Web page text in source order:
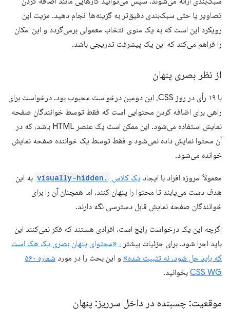
تصاویر یا حتی سبک‌بندی دقیق‌تر به گزینه‌ها انجام دهید. مزیت این
رویکرد این است که به یک منوی انتخاب معمولی برمی‌گردد و این امکان
را فراهم می‌کند که این یک پیشرفت تدریجی باشد.
از نظر بصری پنهان
با ۱۹ رأی در روز CSS، این دومین درخواست محبوب بود. درخواست برای
راهی برای اضافه کردن محتوایی است که فقط توسط خوانندگان صفحه
نمایش استفاده می‌شود. این ممکن است یک عنصر HTML باشد، که در
آن محتوا نمایش داده نمی‌شود و فقط توسط یک خواننده صفحه نمایش
خوانده می‌شود.
معمولاً امروزه افراد با ایجاد یک کلاس .visually-hidden
به این
هدف دست می‌یابند تا محتوا را پنهان کنند، اما همچنان آن را برای
خوانندگان صفحه نمایش قابل دسترسی نگه دارند.
اگرچه این یک درخواست رایج است، افرادی هستند که فکر نمی‌کنند این
باید اجرا شود. برای جزئیات بیشتر ، «محتوای پنهان بصری یک هک است
که باید حل شود، نه تثبیت شده» و این بحث را در مورد
شماره ۵۶۰
CSS WG بخوانید.
موقعیت: چسبنده در داخل سرریز: پنهان